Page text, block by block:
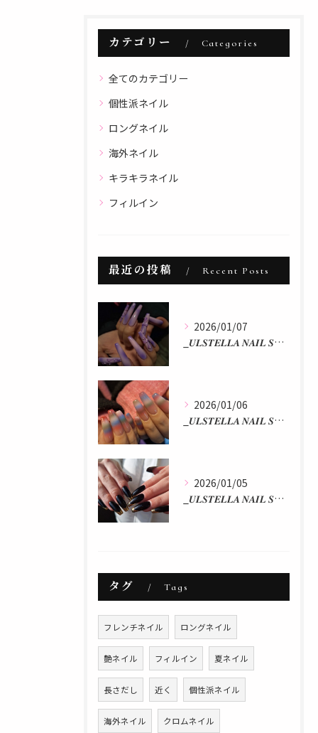
カテゴリー Categories
全てのカテゴリー
個性派ネイル
ロングネイル
海外ネイル
キラキラネイル
フィルイン
最近の投稿 Recent Posts
2026/01/07
_𝑼𝑳𝑺𝑻𝑬𝑳𝑳𝑨 𝑵𝑨𝑰𝑳 𝑺𝑻𝑼𝑫𝑰𝑶 𝒃𝒚 𝒂𝒌𝒂𝒏...
2026/01/06
_𝑼𝑳𝑺𝑻𝑬𝑳𝑳𝑨 𝑵𝑨𝑰𝑳 𝑺𝑻𝑼𝑫𝑰𝑶 𝒃𝒚 𝒂𝒌𝒂𝒏...
2026/01/05
_𝑼𝑳𝑺𝑻𝑬𝑳𝑳𝑨 𝑵𝑨𝑰𝑳 𝑺𝑻𝑼𝑫𝑰𝑶 𝒃𝒚 𝒂𝒌𝒂𝒏...
タグ Tags
フレンチネイル ロングネイル
艶ネイル フィルイン 夏ネイル
長さだし 近く 個性派ネイル
海外ネイル クロムネイル